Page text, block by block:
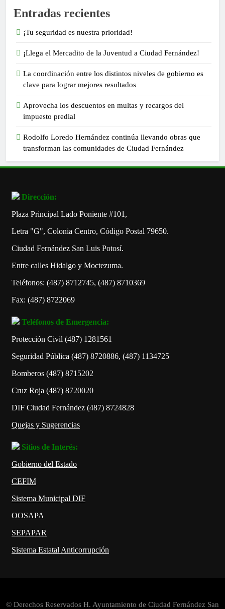
Entradas recientes
¡Tu seguridad es nuestra prioridad!
¡Llega el Mercadito de la Juventud a Ciudad Fernández!
La coordinación entre los distintos niveles de gobierno es
clave para lograr mejores resultados
Aprovecha los descuentos en multas y recargos del
impuesto predial
Rodolfo Loredo Hernández continúa llevando obras que
transforman las comunidades de Ciudad Fernández
Dirección:
Plaza Principal Lado Poniente #101,
Letra "G", Colonia Centro, Código Postal 79650.
Ciudad Fernández San Luis Potosí.
Entre calles Hidalgo y Moctezuma.
Teléfonos: (487) 8712745, (487) 8710369
Fax: (487) 8722069
Teléfonos de Emergencia:
Protección Civil (487) 1281561
Seguridad Pública (487) 8720886, (487) 1134725
Bomberos (487) 8715202
Cruz Roja (487) 8720020
DIF Ciudad Fernández (487) 8724828
Quejas y Sugerencias
Sitios de Interés:
Gobierno del Estado
CEFIM
Sistema Municipal DIF
OOSAPA
SEPAPAR
Sistema Estatal Anticorrupción
© Derechos Reservados H. Ayuntamiento de Ciudad Fernández San